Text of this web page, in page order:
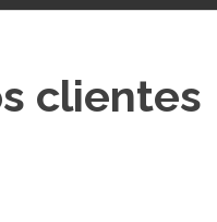
clientes